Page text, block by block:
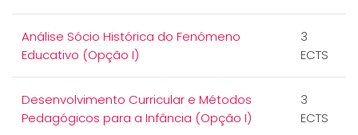
Análise Sócio Histórica do Fenómeno
Educativo (Opção I)
3
ECTS
Desenvolvimento Curricular e Métodos
Pedagógicos para a Infância (Opção I)
3
ECTS